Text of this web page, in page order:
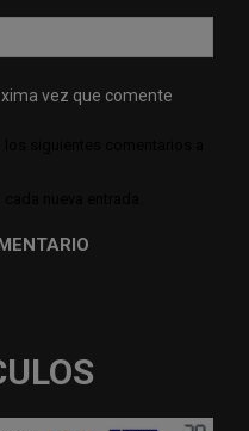
web:
vez que comente